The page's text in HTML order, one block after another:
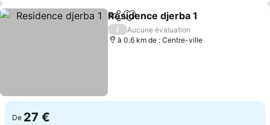
PartagerAjouter à mes favoris
Residence djerba 1
/
Aucune évaluation
à 0.6 km de : Centre-ville
De 27 €